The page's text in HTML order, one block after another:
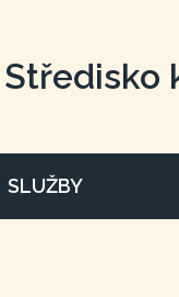
Středisko
SLUŽBY